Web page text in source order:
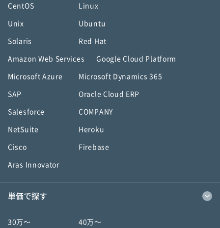
CentOS Linux
Unix Ubuntu
Solaris Red Hat
Amazon Web Services Google Cloud Platform
Microsoft Azure Microsoft Dynamics 365
SAP Oracle Cloud ERP
Salesforce COMPANY
NetSuite Heroku
Cisco Firebase
Aras Innovator
単価で探す
30万〜 40万〜